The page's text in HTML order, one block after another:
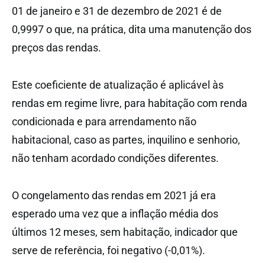
01 de janeiro e 31 de dezembro de 2021 é de
0,9997 o que, na prática, dita uma manutenção dos
preços das rendas.
Este coeficiente de atualização é aplicável às
rendas em regime livre, para habitação com renda
condicionada e para arrendamento não
habitacional, caso as partes, inquilino e senhorio,
não tenham acordado condições diferentes.
O congelamento das rendas em 2021 já era
esperado uma vez que a inflação média dos
últimos 12 meses, sem habitação, indicador que
serve de referência, foi negativo (-0,01%).